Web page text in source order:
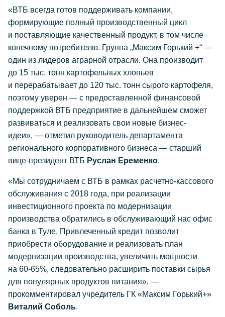
«ВТБ всегда готов поддерживать компании,
формирующие полный производственный цикл
и поставляющие качественный продукт, в том числе
конечному потребителю. Группа „Максим Горький +“ —
один из лидеров аграрной отрасли. Она производит
до 15 тыс. тонн картофельных хлопьев
и перерабатывает до 120 тыс. тонн сырого картофеля,
поэтому уверен — с предоставленной финансовой
поддержкой ВТБ предприятие в дальнейшем сможет
развиваться и реализовать свои новые бизнес-
идеи», — отметил руководитель департамента
регионального корпоративного бизнеса — старший
вице-президент ВТБ Руслан Еременко.
«Мы сотрудничаем с ВТБ в рамках расчетно-кассового
обслуживания с 2018 года, при реализации
инвестиционного проекта по модернизации
производства обратились в обслуживающий нас офис
банка в Туле. Привлеченный кредит позволит
приобрести оборудование и реализовать план
модернизации производства, увеличить мощности
на 60-65%, следовательно расширить поставки сырья
для популярных продуктов питания», —
прокомментировал учредитель ГК «Максим Горький+»
Виталий Соболь.